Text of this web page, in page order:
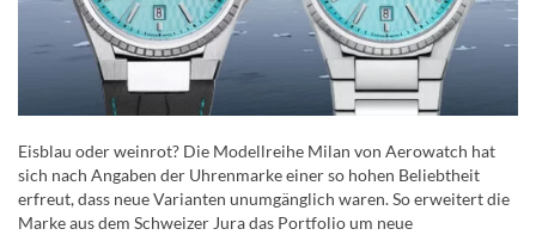
Eisblau oder weinrot? Die Modellreihe Milan von Aerowatch hat
sich nach Angaben der Uhrenmarke einer so hohen Beliebtheit
erfreut, dass neue Varianten unumgänglich waren. So erweitert die
Marke aus dem Schweizer Jura das Portfolio um neue